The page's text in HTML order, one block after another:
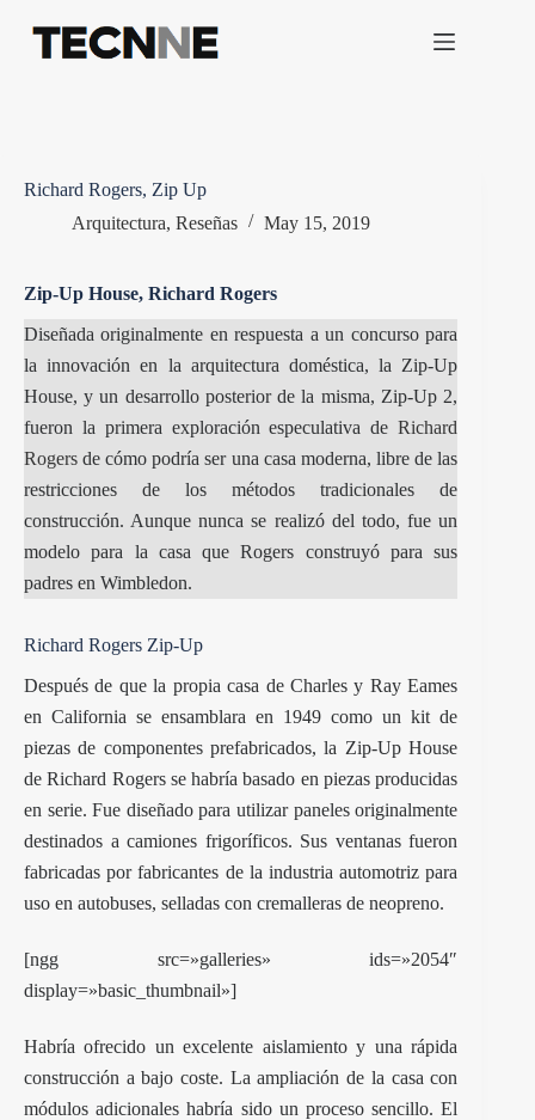
contenido
Richard Rogers, Zip Up
Arquitectura, Reseñas May 15, 2019
Zip-Up House, Richard Rogers
Diseñada originalmente en respuesta a un concurso para
la innovación en la arquitectura doméstica, la Zip-Up
House, y un desarrollo posterior de la misma, Zip-Up 2,
fueron la primera exploración especulativa deRichard
Rogers de cómo podría ser una casa moderna, libre de las
restricciones de los métodos tradicionales de
construcción. Aunque nunca se realizó del todo, fue un
modelo para la casa que Rogers construyó para sus
padres en Wimbledon.
Richard Rogers Zip-Up
Después de que la propia casa de Charles y Ray Eames
en California se ensamblara en 1949 como un kit de
piezas de componentes prefabricados, la Zip-Up House
de Richard Rogers se habría basado en piezas producidas
en serie. Fue diseñado para utilizar paneles originalmente
destinados a camiones frigoríficos. Sus ventanas fueron
fabricadas por fabricantes de la industria automotriz para
uso en autobuses, selladas con cremalleras de neopreno.
[ngg src=»galleries» ids=»2054″
display=»basic_thumbnail»]
Habría ofrecido un excelente aislamiento y una rápida
construcción a bajo coste. La ampliación de la casa con
módulos adicionales habría sido un proceso sencillo. El